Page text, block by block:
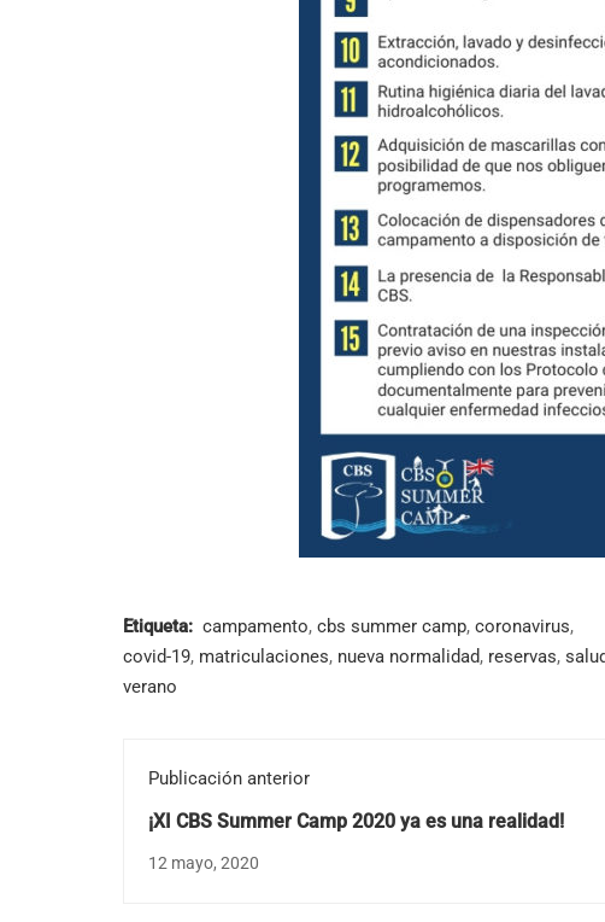
Etiqueta: campamento, cbs summer camp, coronavirus,
covid-19, matriculaciones, nueva normalidad, reservas, salud
verano
Publicación anterior
¡XI CBS Summer Camp 2020 ya es una realidad!
12 mayo, 2020